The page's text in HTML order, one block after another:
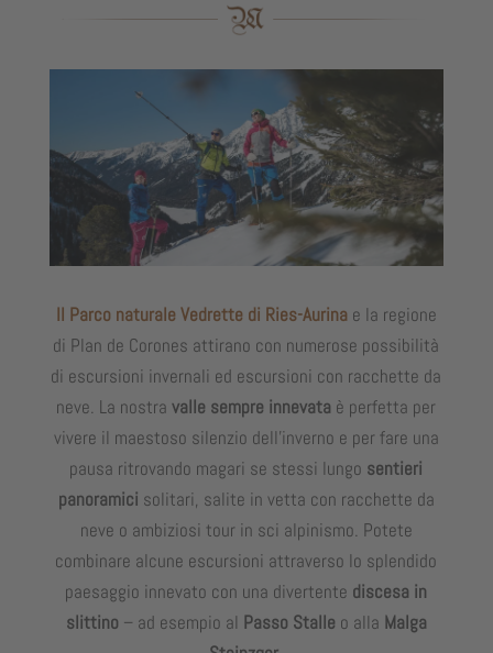
Il Parco naturale Vedrette di Ries-Aurinae la regione
di Plan de Corones attirano con numerose possibilità
di escursioni invernali ed escursioni con racchette da
neve. La nostravalle sempre innevata è perfetta per
vivere il maestoso silenzio dell’inverno e per fare una
pausa ritrovando magari se stessi lungo sentieri
panoramici solitari, salite in vetta con racchette da
neve o ambiziosi tour in sci alpinismo. Potete
combinare alcune escursioni attraverso lo splendido
paesaggio innevato con una divertente discesa in
slittino – ad esempio al Passo Stalle o alla Malga